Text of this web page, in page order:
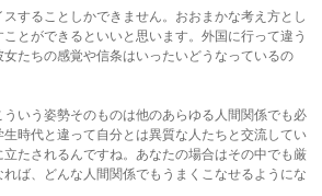
することしかできません。おおまかな考え方とし
とができるといいと思います。外国に行って違う
たちの感覚や信条はいったいどうなっているの
いう姿勢そのものは他のあらゆる人間関係でも必
時代と違って自分とは異質な人たちと交流してい
たされるんですね。あなたの場合はその中でも厳
ば、どんな人間関係でもうまくこなせるようにな